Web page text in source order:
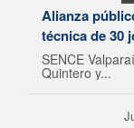
Alianza
técnica de 30
SENCE
Quintero y...